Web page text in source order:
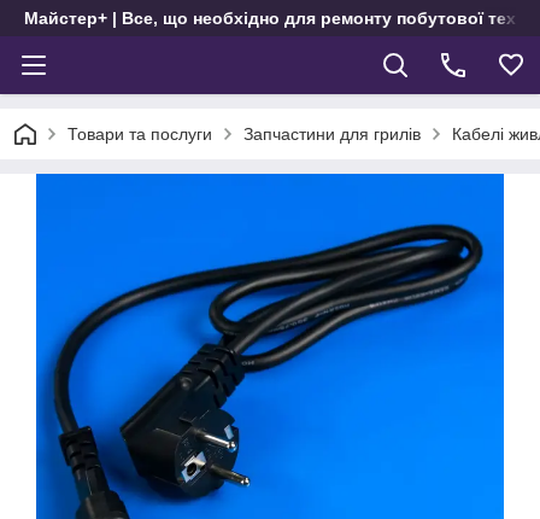
Майстер+ | Все, що необхідно для ремонту побутової
Товари та послуги Запчастини для грилів Кабелі